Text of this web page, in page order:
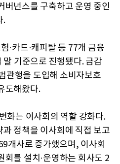
버넌스를 구축하고 운영 중인
.
·카드·캐피탈 등 77개 금융
기준으로 진행됐다. 금감
관행을 도입해 소비자보호
도해왔다.
화는 이사회의 역할 강화다.
정책을 이사회에 직접 보고
개사로 증가했으며, 이사회
회를 설치·운영하는 회사도 2